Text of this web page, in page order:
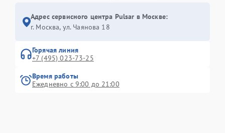
Адрес сервисного центра Pulsar в Москве:
г. Москва, ул. Чаянова 18
Горячая линия
+7 (495) 023-73-25
Время работы
Ежедневно с 9:00 до 21:00